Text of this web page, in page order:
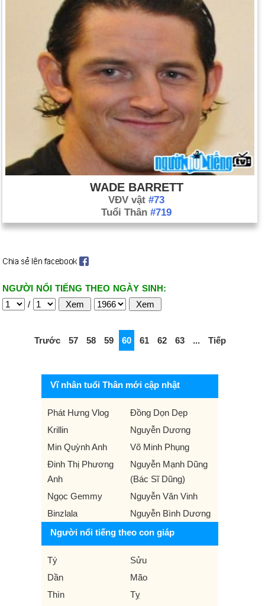
WADE BARRETT
VĐV vật #73
Tuổi Thân #719
NGƯỜI NỔI TIẾNG THEO NGÀY SINH:
/
Trước 57 58 59 60 61 62 63 ... Tiếp
Vĩ nhân tuổi Thân mới cập nhật
Phát Hưng Vlog
Đồng Dọn Dẹp
Krillin
Nguyễn Dương
Min Quỳnh Anh
Võ Minh Phụng
Đinh Thị Phương
Anh
Nguyễn Mạnh Dũng
(Bác Sĩ Dũng)
Ngọc Gemmy
Nguyễn Văn Vinh
Binzlala
Nguyễn Bình Dương
Người nổi tiếng theo con giáp
Tý
Sửu
Dần
Mão
Thìn
Tỵ